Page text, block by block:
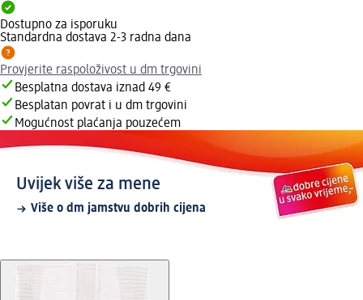
Dostupno za isporuku
Standardna dostava 2-3 radna dana
Provjerite raspoloživost u dm trgovini
Besplatna dostava iznad 49 €
Besplatan povrat i u dm trgovini
Mogućnost plaćanja pouzećem
Uvijek više za mene
Više o dm jamstvu dobrih cijena